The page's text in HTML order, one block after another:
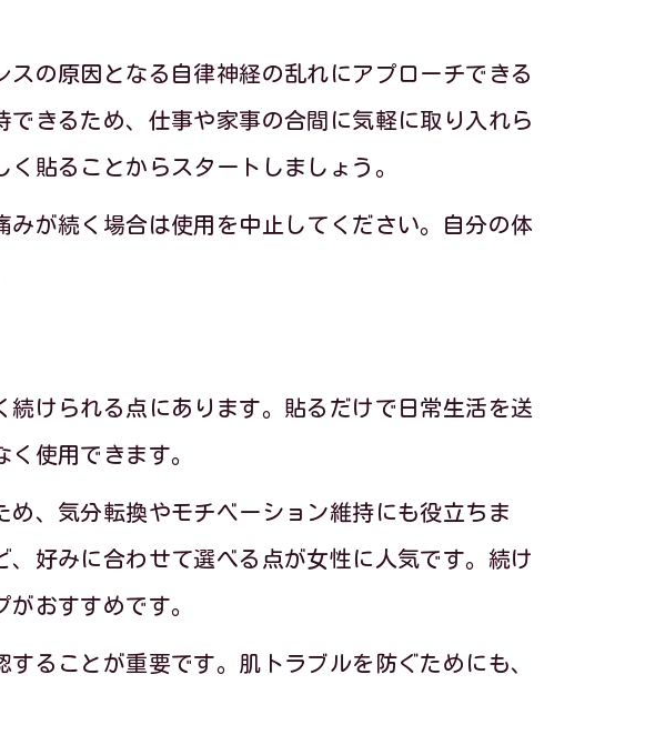
ランスを調整
リーの力
クス習慣を強化
イントを紹介
わせ効果
フケア術
談集
エリーの魅力
経ケアの声
ス軽減エピソード
の原因となる自律神経の乱れにアプローチできる
きるため、仕事や家事の合間に気軽に取り入れら
貼ることからスタートしましょう。
が続く場合は使用を中止してください。自分の体
けられる点にあります。貼るだけで日常生活を送
使用できます。
、気分転換やモチベーション維持にも役立ちま
好みに合わせて選べる点が女性に人気です。続け
おすすめです。
ることが重要です。肌トラブルを防ぐためにも、